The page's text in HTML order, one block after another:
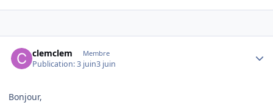
clemclem Membre
Publication:3 juin3 juin
Bonjour,